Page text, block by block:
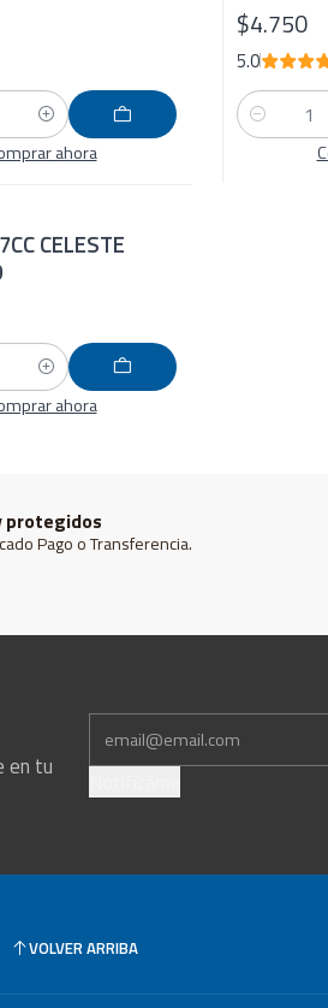
ahora
$4.750
5.0
Cantidad
CELESTE
ahora
protegidos
Pago o Transferencia.
en tu
VOLVER ARRIBA